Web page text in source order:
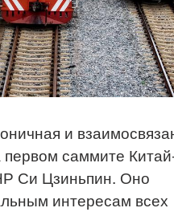
и
саммите
Си Цзиньпин. Оно
интересам всех